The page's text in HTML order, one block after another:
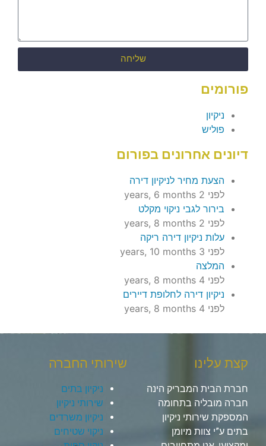
שליחה
פורומים
ניקיון
פוליש
דיונים אחרונים בפורום
הצעת מחיר לניקיון דירה
לפני 2 years, 6 months
בירור לגבי ניקוי מקלט
לפני 2 years, 8 months
עלות ניקיון דירה ריקה
לפני 3 years, 10 months
המלצה
לפני 4 years, 8 months
ניקיון דירה לחלופת דיירים
לפני 4 years, 8 months
קצת עלינו
חברת הבית המבריק הינה
חברה מובליה בתחומה
המספקת שירותי ניקיון
בתים ע”י צוות מיומן
שירותי החברה
ניקיון בתים
שירותי ניקיון
ניקיון משרדים
ניקוי שטיחים